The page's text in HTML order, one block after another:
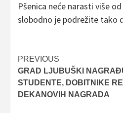
Pšenica neće narasti više
slobodno je podrežite tako
Post
navigation
PREVIOUS
GRAD LJUBUŠKI
STUDENTE, DOBITNIKE
DEKANOVIH NAGRADA